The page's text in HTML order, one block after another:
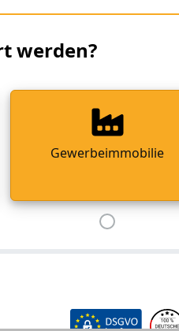
werden?
Gewerbeimmobilie